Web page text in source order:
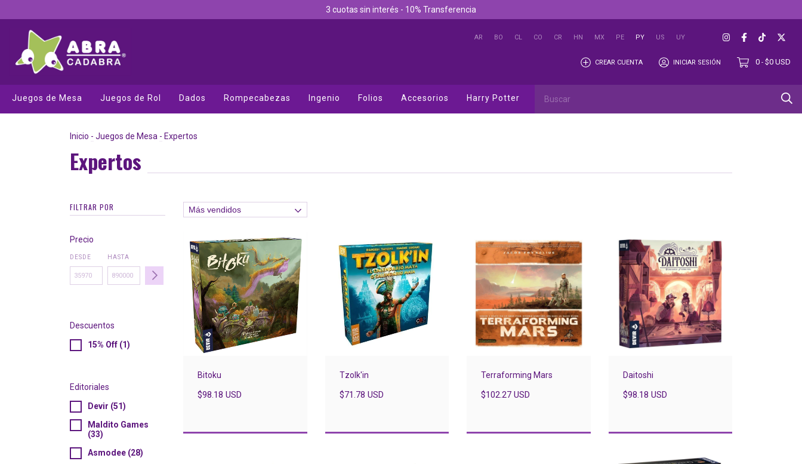
3 cuotas sin interés - 10% Transferencia
AR BO CL CO CR HN MX PE PY US UY
CREAR CUENTA INICIAR SESIÓN 0 - $0 USD
Juegos de Mesa Juegos de Rol Dados Rompecabezas Ingenio Folios Accesorios Harry Potter
Inicio - Juegos de Mesa - Expertos
Expertos
FILTRAR POR
Precio
DESDE HASTA
Descuentos
15% Off (1)
Editoriales
Devir (51)
Maldito Games
(33)
Asmodee (28)
Bitoku
$98.18 USD
Tzolk'in
$71.78 USD
Terraforming Mars
$102.27 USD
Daitoshi
$98.18 USD